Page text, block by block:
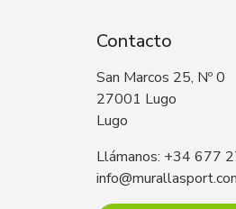
Contacto
San Marcos 25, Nº 0
27001 Lugo
Lugo
Llámanos: +34 677